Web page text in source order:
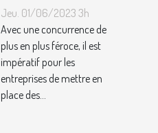
notoriété
locale et
fidéliser sa
clientèle grâce
aux outils du
référencement
Jeu. 01/06/2023 3h
Avec une concurrence de
plus en plus féroce, il est
impératif pour les
entreprises de mettre en
place des...